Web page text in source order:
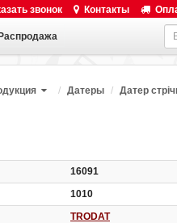
звонок Контакты
Распродажа
Датеры Датер
16091
1010
TRODAT